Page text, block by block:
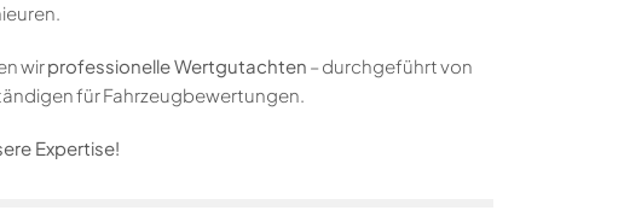
wirprofessionelle Wertgutachten – durchgeführt von
für Fahrzeugbewertungen.
Expertise!